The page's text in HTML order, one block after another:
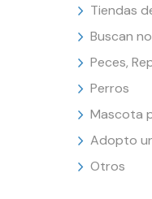
Tiendas
Buscan
Peces,
Perros
Mascota
Adopto
Otros